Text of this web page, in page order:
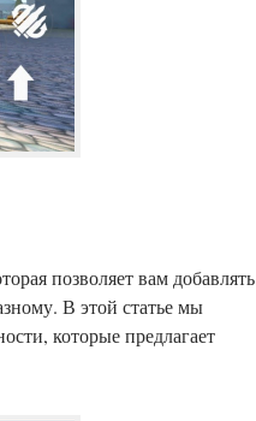
позволяет вам добавлять
В этой статье мы
которые предлагает